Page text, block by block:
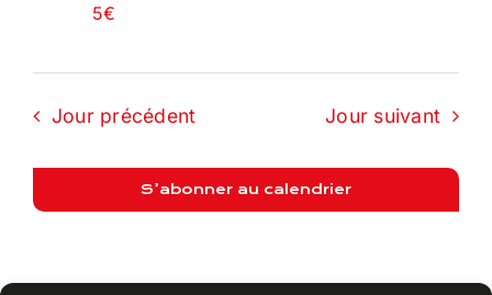
5€
Jour précédent Jour suivant
S’abonner au calendrier